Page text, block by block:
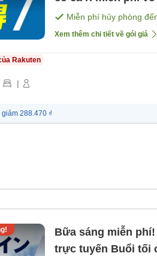
[Bữa sáng]
Miễn phí hủy phòng
Xem thêm chi tiết về gói giá
Rakuten
|
giảm 288.470 ₫
Bữa sáng miễn
trực tuyến Buổi tối các ngày trong tuần có số lượng giới